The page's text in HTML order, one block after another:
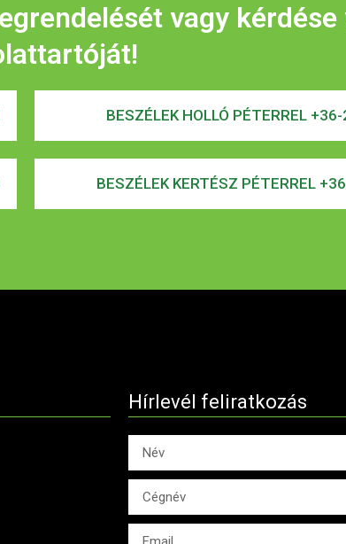
vagy kérdése
BESZÉLEK HOLLÓ PÉTERREL
BESZÉLEK KERTÉSZ PÉTERREL
Hírlevél feliratkozás